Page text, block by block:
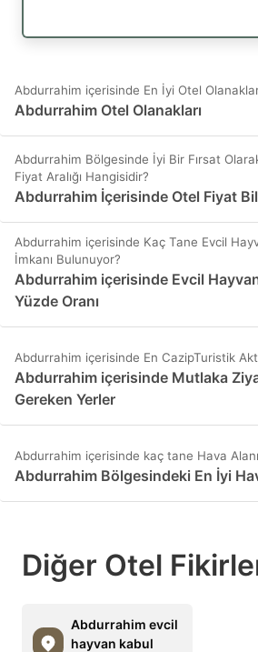
Abdurrahim içerisinde En İyi Otel
Abdurrahim Otel Olanakları
Abdurrahim Bölgesinde İyi Bir Fırsat
Fiyat Aralığı Hangisidir?
Abdurrahim İçerisinde Otel Fiyat
Abdurrahim içerisinde Kaç Tane Evcil
İmkanı Bulunuyor?
Abdurrahim içerisinde Evcil
Yüzde Oranı
Abdurrahim içerisinde En CazipTuristik
Abdurrahim içerisinde Mutlaka
Gereken Yerler
Abdurrahim içerisinde kaç tane Hava
Abdurrahim Bölgesindeki En İyi
Diğer Otel
Abdurrahim evcil
hayvan kabul